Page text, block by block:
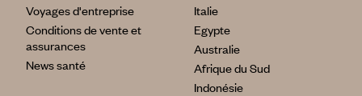
Voyages d'entreprise
Conditions de vente et
assurances
News santé
Italie
Egypte
Australie
Afrique du Sud
Indonésie